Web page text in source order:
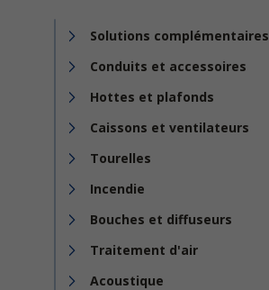
Solutions complémentaires
Conduits et accessoires
Hottes et plafonds
Caissons et ventilateurs
Tourelles
Incendie
Bouches et diffuseurs
Traitement d'air
Acoustique